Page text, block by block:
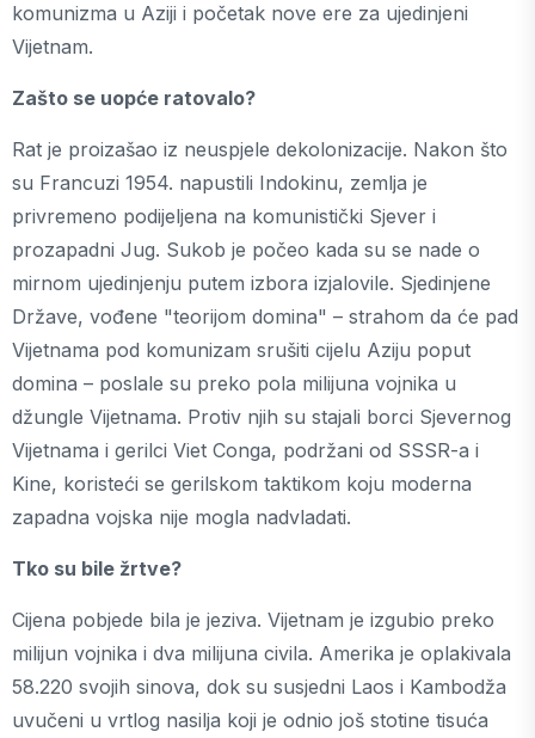
komunizma u Aziji i početak nove ere za ujedinjeni
Vijetnam.
Zašto se uopće ratovalo?
Rat je proizašao iz neuspjele dekolonizacije. Nakon što
su Francuzi 1954. napustili Indokinu, zemlja je
privremeno podijeljena na komunistički Sjever i
prozapadni Jug. Sukob je počeo kada su se nade o
mirnom ujedinjenju putem izbora izjalovile. Sjedinjene
Države, vođene "teorijom domina" – strahom da će pad
Vijetnama pod komunizam srušiti cijelu Aziju poput
domina – poslale su preko pola milijuna vojnika u
džungle Vijetnama. Protiv njih su stajali borci Sjevernog
Vijetnama i gerilci Viet Conga, podržani od SSSR-a i
Kine, koristeći se gerilskom taktikom koju moderna
zapadna vojska nije mogla nadvladati.
Tko su bile žrtve?
Cijena pobjede bila je jeziva. Vijetnam je izgubio preko
milijun vojnika i dva milijuna civila. Amerika je oplakivala
58.220 svojih sinova, dok su susjedni Laos i Kambodža
uvučeni u vrtlog nasilja koji je odnio još stotine tisuća